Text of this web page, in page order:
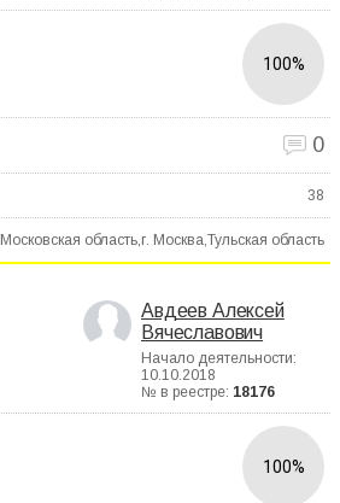
100%
0
38
Московская область,г. Москва,Тульская область
Авдеев Алексей
Вячеславович
Начало деятельности:
10.10.2018
№ в реестре: 18176
100%